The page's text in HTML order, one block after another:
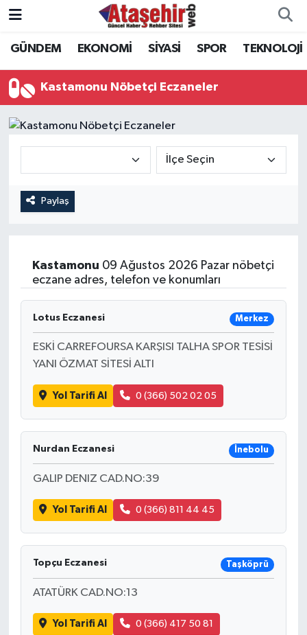
GÜNDEM EKONOMİ SİYASİ SPOR TEKNOLOJİ
Kastamonu Nöbetçi Eczaneler
Paylaş
Kastamonu 09 Ağustos 2026 Pazar nöbetçi
eczane adres, telefon ve konumları
Lotus Eczanesi Merkez
ESKİ CARREFOURSA KARŞISI TALHA SPOR TESİSİ
YANI ÖZMAT SİTESİ ALTI
Yol Tarifi Al 0 (366) 502 02 05
Nurdan Eczanesi İnebolu
GALIP DENIZ CAD.NO:39
Yol Tarifi Al 0 (366) 811 44 45
Topçu Eczanesi Taşköprü
ATATÜRK CAD.NO:13
Yol Tarifi Al 0 (366) 417 50 81
Hava Durumu
Trafik Durumu
Süper Lig Puan Durumu ve Fikstür
Son Dakika Haberleri